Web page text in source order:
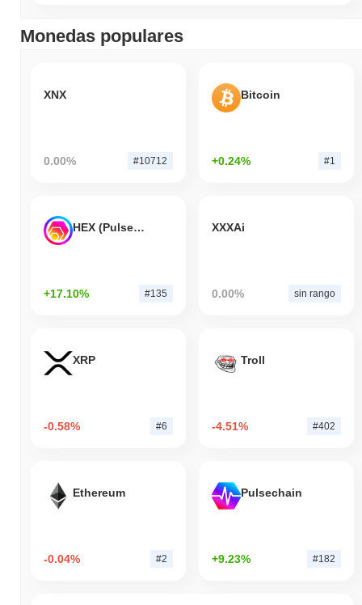
Monedas populares
XNX
0.00% #10712
Bitcoin
+0.24% #1
HEX (Pulsechain)
+17.10% #135
XXXAi
0.00% sin rango
XRP
-0.58% #6
Troll
-4.51% #402
Ethereum
-0.04% #2
Pulsechain
+9.23% #182